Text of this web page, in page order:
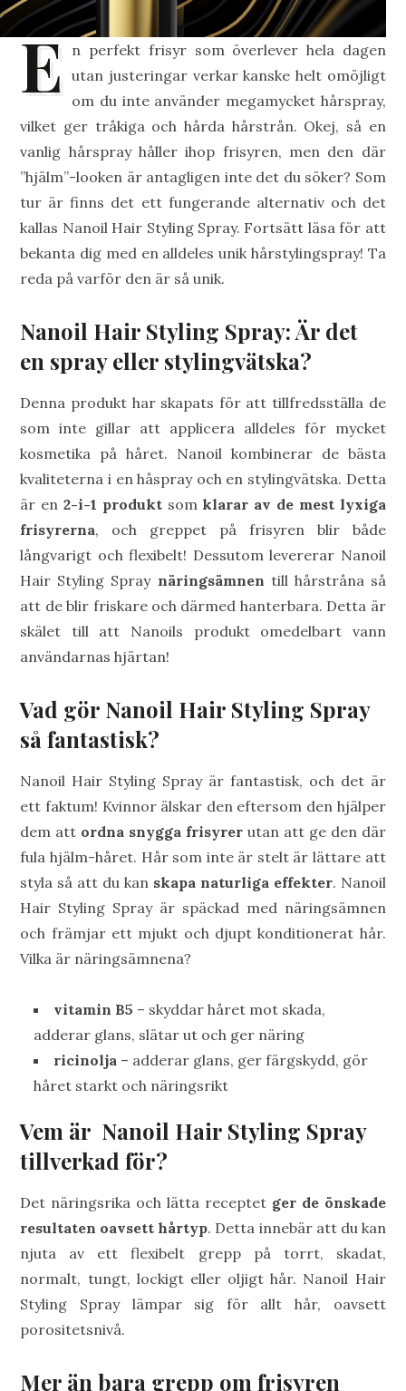
E n perfekt frisyr som överlever hela dagen
utan justeringar verkar kanske helt omöjligt
om du inte använder megamycket hårspray,
vilket ger tråkiga och hårda hårstrån. Okej, så en
vanlig hårspray håller ihop frisyren, men den där
”hjälm”-looken är antagligen inte det du söker? Som
tur är finns det ett fungerande alternativ och det
kallas Nanoil Hair Styling Spray. Fortsätt läsa för att
bekanta dig med en alldeles unik hårstylingspray! Ta
reda på varför den är så unik.
Nanoil Hair Styling Spray: Är det
en spray eller stylingvätska?
Denna produkt har skapats för att tillfredsställa de
som inte gillar att applicera alldeles för mycket
kosmetika på håret. Nanoil kombinerar de bästa
kvaliteterna i en håspray och en stylingvätska. Detta
är en2-i-1 produkt som klarar av de mest lyxiga
frisyrerna, och greppet på frisyren blir både
långvarigt och flexibelt! Dessutom levererar Nanoil
Hair Styling Spray näringsämnen till hårstråna så
att de blir friskare och därmed hanterbara. Detta är
skälet till att Nanoils produkt omedelbart vann
användarnas hjärtan!
Vad gör Nanoil Hair Styling Spray
så fantastisk?
Nanoil Hair Styling Spray är fantastisk, och det är
ett faktum! Kvinnor älskar den eftersom den hjälper
dem att ordna snygga frisyrer utan att ge den där
fula hjälm-håret. Hår som inte är stelt är lättare att
styla så att du kan skapa naturliga effekter. Nanoil
Hair Styling Spray är späckad med näringsämnen
och främjar ett mjukt och djupt konditionerat hår.
Vilka är näringsämnena?
vitamin B5 – skyddar håret mot skada,
adderar glans, slätar ut och ger näring
ricinolja – adderar glans, ger färgskydd, gör
håret starkt och näringsrikt
Vem är Nanoil Hair Styling Spray
tillverkad för?
Det näringsrika och lätta receptet ger de önskade
resultaten oavsett hårtyp. Detta innebär att du kan
njuta av ett flexibelt grepp på torrt, skadat,
normalt, tungt, lockigt eller oljigt hår. Nanoil Hair
Styling Spray lämpar sig för allt hår, oavsett
porositetsnivå.
Mer än bara grepp om frisyren